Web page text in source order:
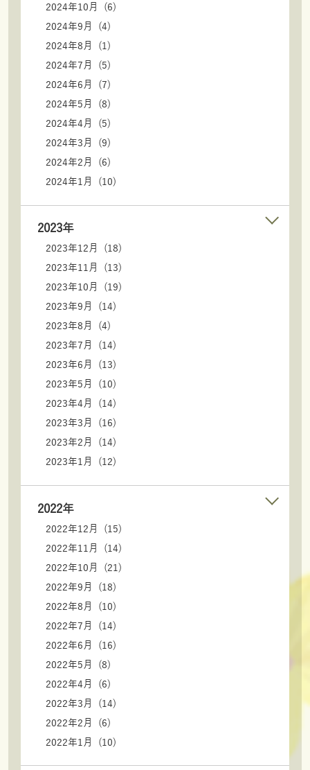
2024年10月 (6)
2024年9月 (4)
2024年8月 (1)
2024年7月 (5)
2024年6月 (7)
2024年5月 (8)
2024年4月 (5)
2024年3月 (9)
2024年2月 (6)
2024年1月 (10)
2023年
2023年12月 (18)
2023年11月 (13)
2023年10月 (19)
2023年9月 (14)
2023年8月 (4)
2023年7月 (14)
2023年6月 (13)
2023年5月 (10)
2023年4月 (14)
2023年3月 (16)
2023年2月 (14)
2023年1月 (12)
2022年
2022年12月 (15)
2022年11月 (14)
2022年10月 (21)
2022年9月 (18)
2022年8月 (10)
2022年7月 (14)
2022年6月 (16)
2022年5月 (8)
2022年4月 (6)
2022年3月 (14)
2022年2月 (6)
2022年1月 (10)